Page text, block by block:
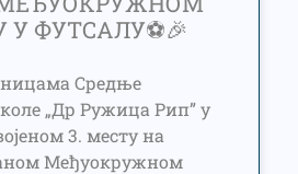
ФУТСАЛУ⚽🎉
Средње
„Др Ружица Рип” у
3. месту на
Међуокружном